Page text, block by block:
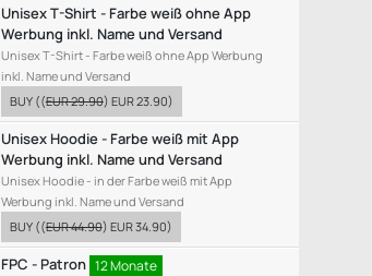
Unisex T-Shirt - Farbe weiß ohne App
Werbung inkl. Name und Versand
Unisex T-Shirt - Farbe weiß ohne App Werbung
inkl. Name und Versand
BUY ((EUR 29.90) EUR 23.90)
Unisex Hoodie - Farbe weiß mit App
Werbung inkl. Name und Versand
Unisex Hoodie - in der Farbe weiß mit App
Werbung inkl. Name und Versand
BUY ((EUR 44.90) EUR 34.90)
FPC - Patron 12 Monate